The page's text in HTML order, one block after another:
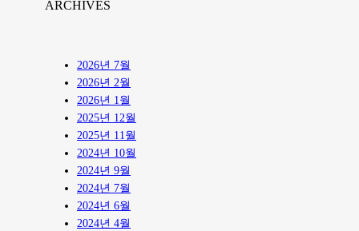
ARCHIVES
2026년 7월
2026년 2월
2026년 1월
2025년 12월
2025년 11월
2024년 10월
2024년 9월
2024년 7월
2024년 6월
2024년 4월